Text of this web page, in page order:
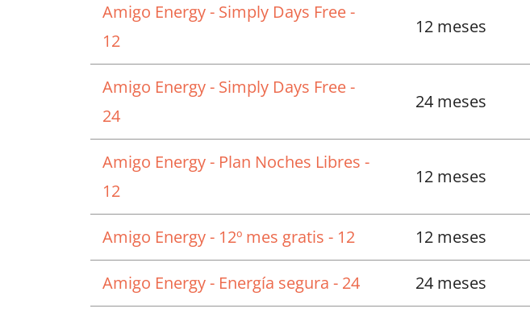
Amigo Energy - Simply Days Free -
12
12 meses
Amigo Energy - Simply Days Free -
24
24 meses
Amigo Energy - Plan Noches Libres -
12
12 meses
Amigo Energy - 12º mes gratis - 12 12 meses
Amigo Energy - Energía segura - 24 24 meses